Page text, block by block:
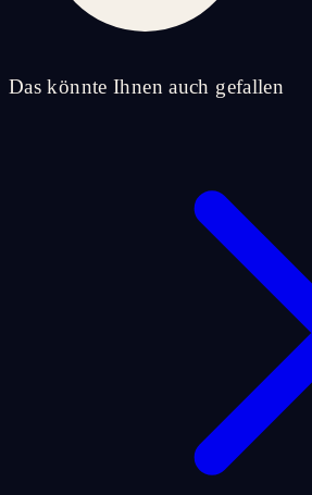
Das könnte Ihnen auch gefallen